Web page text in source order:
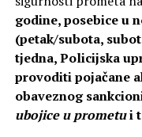
godine, posebice u
(petak/subota,
tjedna, Policijska
provoditi pojačane
obaveznog
ubojice u prometui